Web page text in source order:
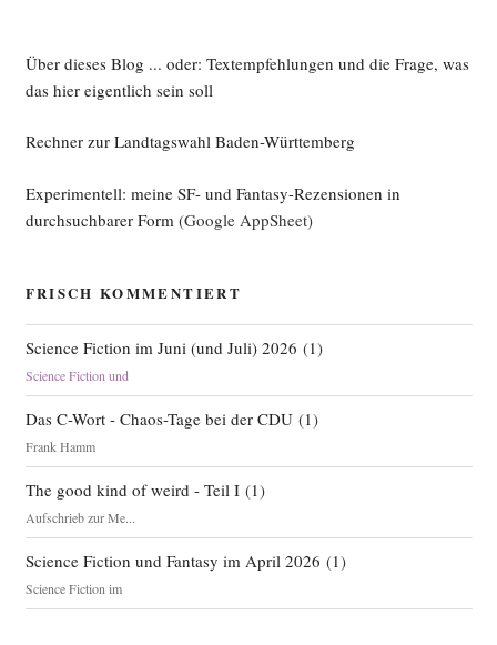
Über dieses Blog ... oder: Textempfehlungen und die Frage, was
das hier eigentlich sein soll
Rechner zur Landtagswahl Baden-Württemberg
Experimentell: meine SF- und Fantasy-Rezensionen in
durchsuchbarer Form (Google AppSheet)
FRISCH KOMMENTIERT
Science Fiction im Juni (und Juli) 2026 (1)
Science Fiction und
Das C-Wort - Chaos-Tage bei der CDU(1)
Frank Hamm
The good kind of weird - Teil I(1)
Aufschrieb zur Me...
Science Fiction und Fantasy im April 2026 (1)
Science Fiction im